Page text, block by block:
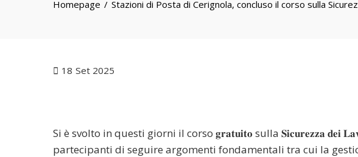
Homepage Stazioni di Posta di Cerignola, concluso il corso sulla
18 Set 2025
Si è svolto in questi giorni il corso 𝐠𝐫𝐚𝐭𝐮𝐢𝐭𝐨 sulla 𝐒𝐢𝐜𝐮𝐫𝐞𝐳𝐳𝐚 𝐝𝐞𝐢
partecipanti di seguire argomenti fondamentali tra cui la